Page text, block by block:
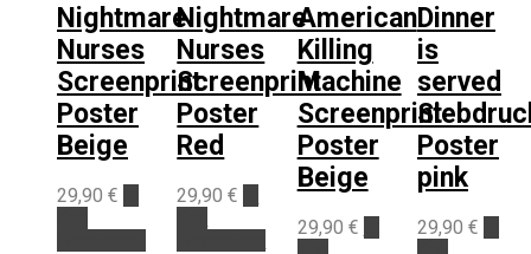
Nightmare
Nurses
Screenprint
Poster
Beige
29,90 €
Nightmare
Nurses
Screenprint
Poster
Red
29,90€
American
Killing
Machine
Screenprint
Poster
Beige
29,90 €
Dinner
is
served
Poster
pink
29,90 €